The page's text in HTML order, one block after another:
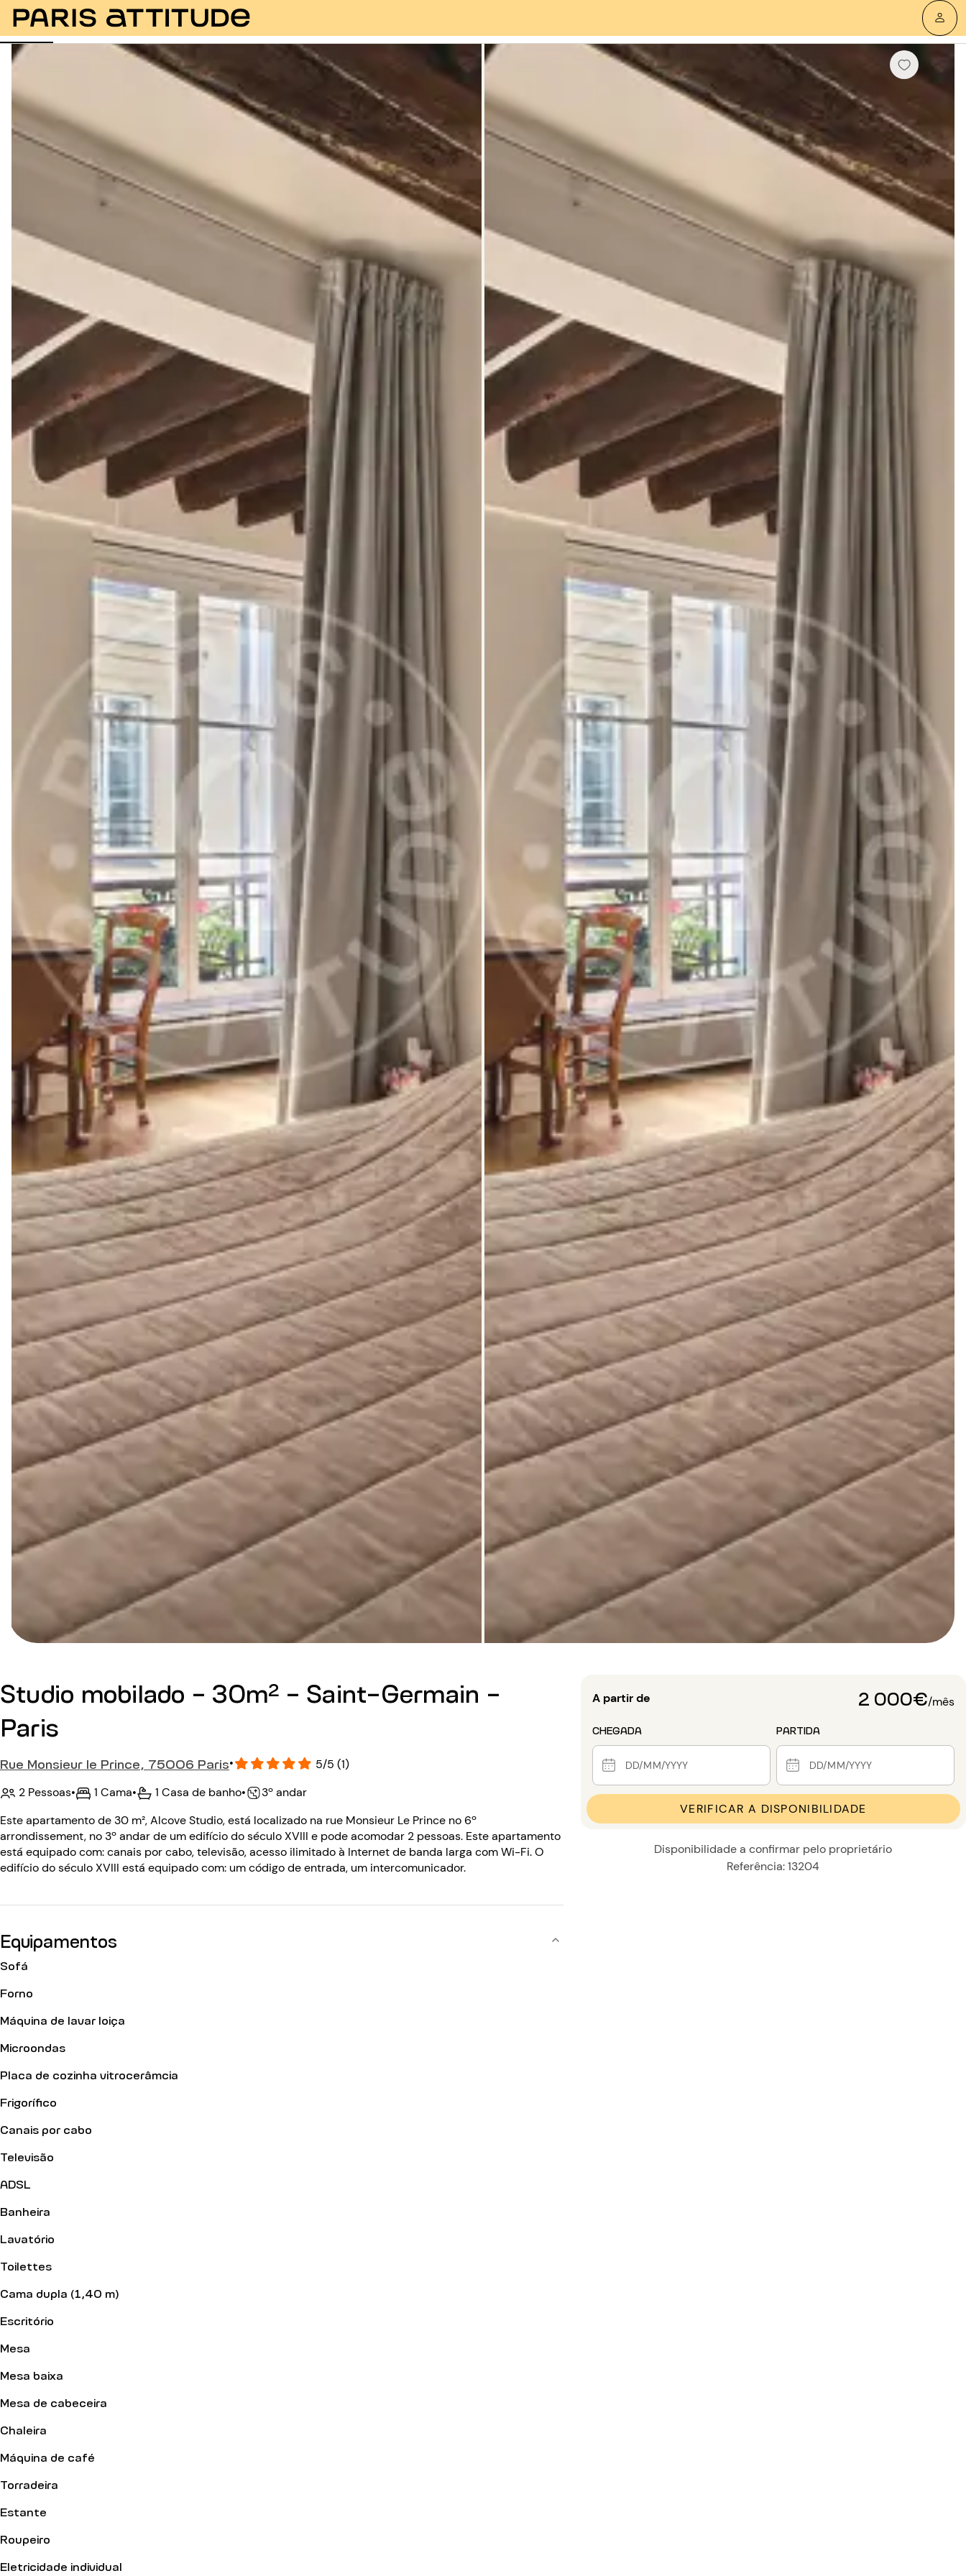
Fotos Descrição Equipamentos Divisões
Studio mobilado - 30m² - Saint-Germain -
Paris
Rue Monsieur le Prince, 75006 Paris•
5/5 (1)
2 Pessoas• 1 Cama• 1 Casa de banho•
3º andar
Este apartamento de 30 m², Alcove Studio, está localizado na rue Monsieur Le Prince no 6º
arrondissement, no 3º andar de um edifício do século XVIII e pode acomodar 2 pessoas. Este apartamento
está equipado com: canais por cabo, televisão, acesso ilimitado à Internet de banda larga com Wi-Fi. O
edifício do século XVIII está equipado com: um código de entrada, um intercomunicador.
Equipamentos
Sofá
Forno
Máquina de lavar loiça
Microondas
Placa de cozinha vitrocerâmcia
Frigorífico
Canais por cabo
Televisão
ADSL
Banheira
Lavatório
Toilettes
Cama dupla (1,40 m)
Escritório
Mesa
Mesa baixa
Mesa de cabeceira
Chaleira
Máquina de café
Torradeira
Estante
Roupeiro
Eletricidade individual
A partir de 2 000€/mês
CHEGADA PARTIDA
VERIFICAR A DISPONIBILIDADE
Disponibilidade a confirmar pelo proprietário
Referência: 13204